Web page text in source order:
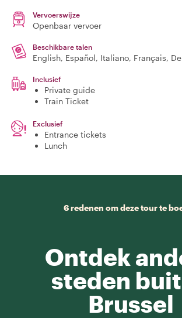
Vervoerswijze
Openbaar vervoer
Beschikbare talen
English, Español, Italiano, Français,
Inclusief
Private guide
Train Ticket
Exclusief
Entrance tickets
Lunch
6 redenen om deze tour te
Ontdek
steden
Brussel